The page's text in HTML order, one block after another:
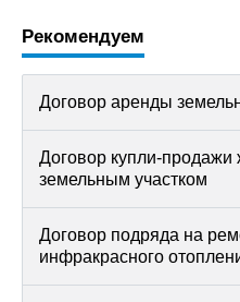
Рекомендуем
Договор аренды
Договор купли-продажи
земельным участком
Договор подряда на
инфракрасного